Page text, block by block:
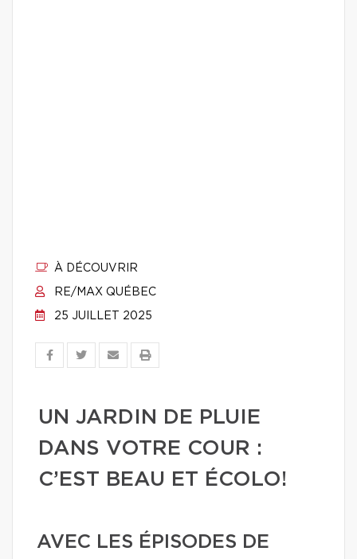
À DÉCOUVRIR
RE/MAX QUÉBEC
25 JUILLET 2025
UN JARDIN DE PLUIE
DANS VOTRE COUR :
C’EST BEAU ET ÉCOLO!
AVEC LES ÉPISODES DE